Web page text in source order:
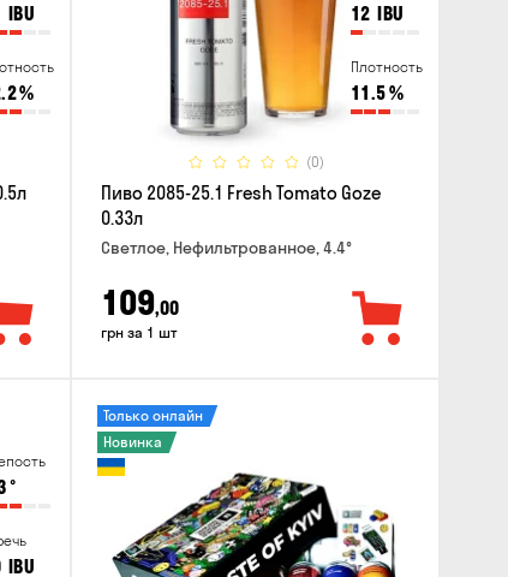
IBU
%
12 IBU
Плотность
11.5%
(0)
Пиво 2085-25.1 Fresh Tomato Goze
0.33л
Светлое, Нефильтрованное, 4.4°
109,00
грн за 1 шт
°
IBU
Только онлайн
Новинка